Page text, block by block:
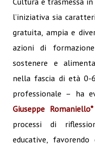
l’iniziativa sia
gratuita, ampia e
azioni di
sostenere e
nella fascia di età 0-
professionale – ha
Giuseppe Romaniello*
processi di
educative,